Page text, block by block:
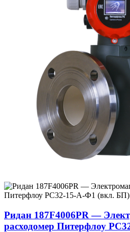
Ридан 187F4006PR —
расходомер Питерфлоу